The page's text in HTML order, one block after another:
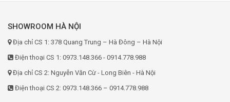
SHOWROOM HÀ NỘI
Địa chỉ CS 1: 378 Quang Trung – Hà Đông – Hà Nội
Điện thoại CS 1: 0973.148.366 - 0914.778.988
Địa chỉ CS 2: Nguyễn Văn Cừ - Long Biên - Hà Nội
Điện thoại CS 2: 0973.148.366 – 0914.778.988